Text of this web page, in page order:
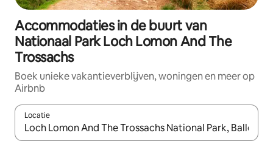
Accommodaties in de buurt van
Nationaal Park Loch Lomon And The
Trossachs
Boek unieke vakantieverblijven, woningen en meer op
Airbnb
Locatie
Wanneer er resultaten beschikbaar zijn, maak je een keuze